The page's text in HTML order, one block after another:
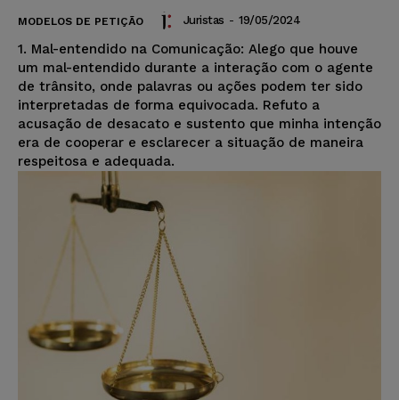
MODELOS DE PETIÇÃO Juristas - 19/05/2024
1. Mal-entendido na Comunicação: Alego que houve
um mal-entendido durante a interação com o agente
de trânsito, onde palavras ou ações podem ter sido
interpretadas de forma equivocada. Refuto a
acusação de desacato e sustento que minha intenção
era de cooperar e esclarecer a situação de maneira
respeitosa e adequada.